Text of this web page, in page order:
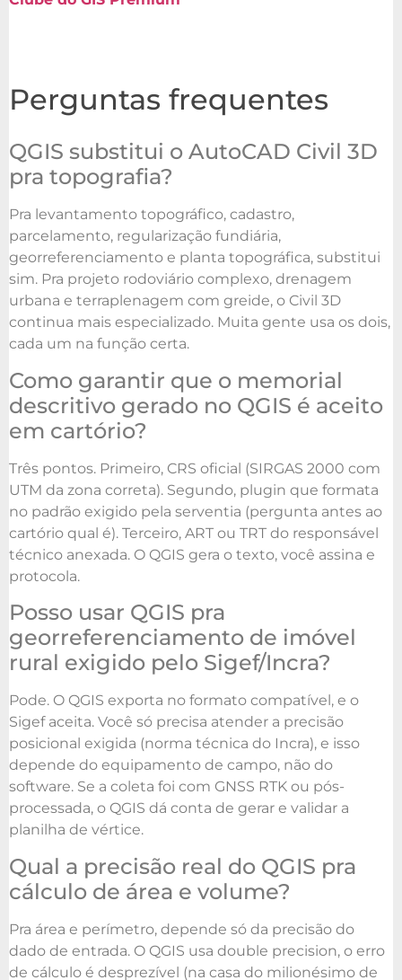
Perguntas frequentes
QGIS substitui o AutoCAD Civil 3D
pra topografia?
Pra levantamento topográfico, cadastro,
parcelamento, regularização fundiária,
georreferenciamento e planta topográfica, substitui
sim. Pra projeto rodoviário complexo, drenagem
urbana e terraplenagem com greide, o Civil 3D
continua mais especializado. Muita gente usa os dois,
cada um na função certa.
Como garantir que o memorial
descritivo gerado no QGIS é aceito
em cartório?
Três pontos. Primeiro, CRS oficial (SIRGAS 2000 com
UTM da zona correta). Segundo, plugin que formata
no padrão exigido pela serventia (pergunta antes ao
cartório qual é). Terceiro, ART ou TRT do responsável
técnico anexada. O QGIS gera o texto, você assina e
protocola.
Posso usar QGIS pra
georreferenciamento de imóvel
rural exigido pelo Sigef/Incra?
Pode. O QGIS exporta no formato compatível, e o
Sigef aceita. Você só precisa atender a precisão
posicional exigida (norma técnica do Incra), e isso
depende do equipamento de campo, não do
software. Se a coleta foi com GNSS RTK ou pós-
processada, o QGIS dá conta de gerar e validar a
planilha de vértice.
Qual a precisão real do QGIS pra
cálculo de área e volume?
Pra área e perímetro, depende só da precisão do
dado de entrada. O QGIS usa double precision, o erro
de cálculo é desprezível (na casa do milionésimo de